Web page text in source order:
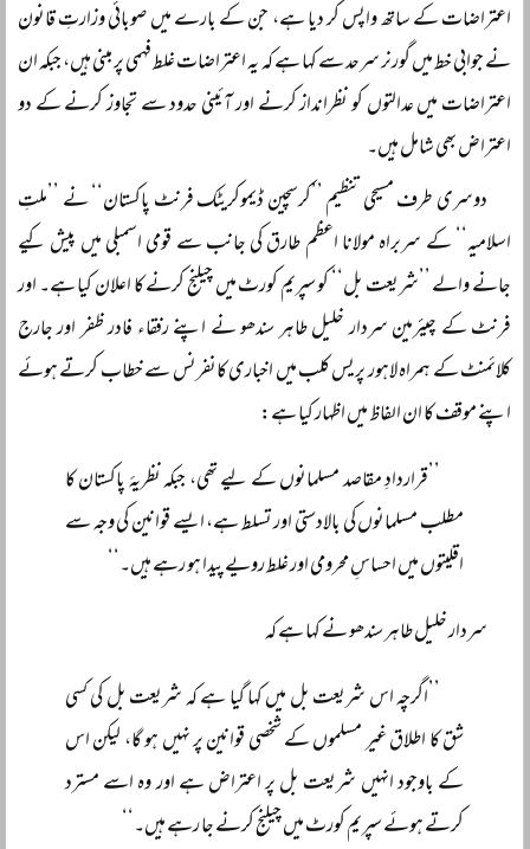
اعتراضات کے ساتھ واپس کر دیا ہے، جن کے بارے میں صوبائی وزارتِ قانون
نے جوابی خط میں گورنر سرحد سے کہا ہے کہ یہ اعتراضات غلط فہمی پر مبنی ہیں، جبکہ ان
اعتراضات میں عدالتوں کو نظرانداز کرنے اور آئینی حدود سے تجاوز کرنے کے دو
اعتراض بھی شامل ہیں۔
دوسری طرف مسیحی تنظیم ’’کرسچین ڈیموکریٹک فرنٹ پاکستان‘‘ نے ’’ملتِ
اسلامیہ‘‘ کے سربراہ مولانا اعظم طارق کی جانب سے قومی اسمبلی میں پیش کیے
جانے والے ’’شریعت بل‘‘ کو سپریم کورٹ میں چیلنج کرنے کا اعلان کیا ہے۔ اور
فرنٹ کے چیئرمین سردار خلیل طاہر سندھو نے اپنے رفقاء فادر ظفر اور جارج
کلائمنٹ کے ہمراہ لاہور پریس کلب میں اخباری کانفرنس سے خطاب کرتے ہوئے
اپنے موقف کا ان الفاظ میں اظہار کیا ہے:
’’قراردادِ مقاصد مسلمانوں کے لیے تھی، جبکہ نظریۂ پاکستان کا
مطلب مسلمانوں کی بالادستی اور تسلط ہے، ایسے قوانین کی وجہ سے
اقلیتوں میں احساسِ محرومی اور غلط رویے پیدا ہو رہے ہیں۔‘‘
سردار خلیل طاہر سندھو نے کہا ہے کہ
’’اگرچہ اس شریعت بل میں کہا گیا ہے کہ شریعت بل کی کسی
شق کا اطلاق غیر مسلموں کے شخصی قوانین پر نہیں ہو گا، لیکن اس
کے باوجود انہیں شریعت بل پر اعتراض ہے اور وہ اسے مسترد
کرتے ہوئے سپریم کورٹ میں چیلنج کرنے جا رہے ہیں۔‘‘